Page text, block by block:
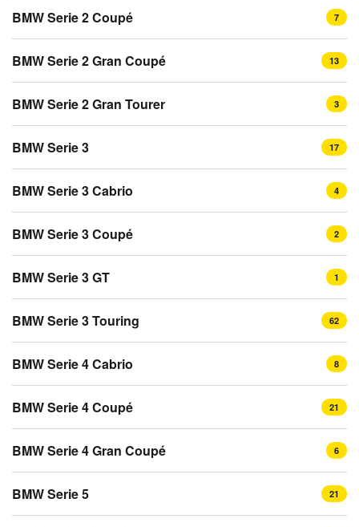
BMW Serie 2 Coupé 7
BMW Serie 2 Gran Coupé 13
BMW Serie 2 Gran Tourer 3
BMW Serie 3 17
BMW Serie 3 Cabrio 4
BMW Serie 3 Coupé 2
BMW Serie 3 GT 1
BMW Serie 3 Touring 62
BMW Serie 4 Cabrio 8
BMW Serie 4 Coupé 21
BMW Serie 4 Gran Coupé 6
BMW Serie 5 21